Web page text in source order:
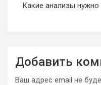
Какие анализы нужно
Добавить
Ваш адрес email не